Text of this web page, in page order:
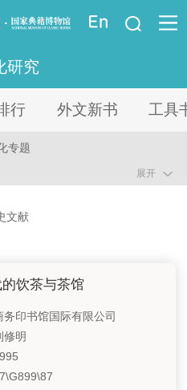
研究
行 外文新书 工具
专题
题
文化遗产系列专题之二
专题
化专题
线专题
展开
文献
饮茶与茶馆
务印书馆国际有限公司
明